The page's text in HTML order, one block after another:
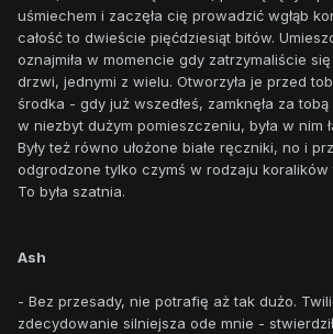
uśmiechem i zaczęła cię prowadzić wgłąb
całość to dwieście pięćdziesiąt bitów.
oznajmiła w momencie gdy zatrzymaliście
drzwi, jednymi z wielu. Otworzyła je przed
środka - gdy już wszedłeś, zamknęła za
w niezbyt dużym pomieszczeniu, była w nim
Były też równo ułożone białe ręczniki, no i
odgrodzone tylko czymś w rodzaju koralików
To była szatnia.
Ash
- Bez przesady, nie potrafię aż tak dużo.
zdecydowanie silniejsza ode mnie -